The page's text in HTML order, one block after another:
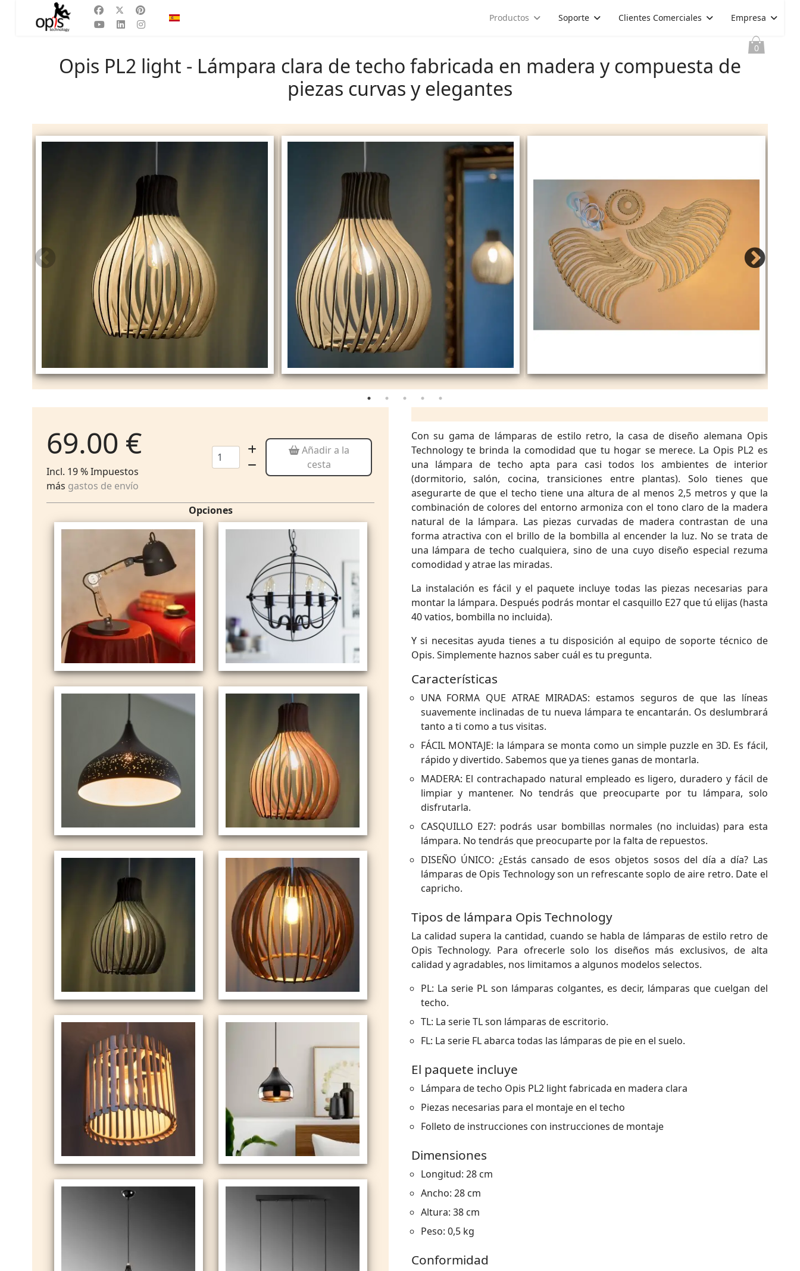
Seleccione su idioma
0
Productos Soporte Clientes Comerciales Empresa
Opis PL2 light - Lámpara clara de techo fabricada en madera y compuesta de
piezas curvas y elegantes
69.00 €
Incl. 19 % Impuestos
más gastos de envío
Añadir a la
cesta
Opciones
Con su gama de lámparas de estilo retro, la casa de diseño alemana Opis
Technology te brinda la comodidad que tu hogar se merece. La Opis PL2 es
una lámpara de techo apta para casi todos los ambientes de interior
(dormitorio, salón, cocina, transiciones entre plantas). Solo tienes que
asegurarte de que el techo tiene una altura de al menos 2,5 metros y que la
combinación de colores del entorno armoniza con el tono claro de la madera
natural de la lámpara. Las piezas curvadas de madera contrastan de una
forma atractiva con el brillo de la bombilla al encender la luz. No se trata de
una lámpara de techo cualquiera, sino de una cuyo diseño especial rezuma
comodidad y atrae las miradas.
La instalación es fácil y el paquete incluye todas las piezas necesarias para
montar la lámpara. Después podrás montar el casquillo E27 que tú elijas (hasta
40 vatios, bombilla no incluida).
Y si necesitas ayuda tienes a tu disposición al equipo de soporte técnico de
Opis. Simplemente haznos saber cuál es tu pregunta.
Características
UNA FORMA QUE ATRAE MIRADAS: estamos seguros de que las líneas
suavemente inclinadas de tu nueva lámpara te encantarán. Os deslumbrará
tanto a ti como a tus visitas.
FÁCIL MONTAJE: la lámpara se monta como un simple puzzle en 3D. Es fácil,
rápido y divertido. Sabemos que ya tienes ganas de montarla.
MADERA: El contrachapado natural empleado es ligero, duradero y fácil de
limpiar y mantener. No tendrás que preocuparte por tu lámpara, solo
disfrutarla.
CASQUILLO E27: podrás usar bombillas normales (no incluidas) para esta
lámpara. No tendrás que preocuparte por la falta de repuestos.
DISEÑO ÚNICO: ¿Estás cansado de esos objetos sosos del día a día? Las
lámparas de Opis Technology son un refrescante soplo de aire retro. Date el
capricho.
Tipos de lámpara Opis Technology
La calidad supera la cantidad, cuando se habla de lámparas de estilo retro de
Opis Technology. Para ofrecerle solo los diseños más exclusivos, de alta
calidad y agradables, nos limitamos a algunos modelos selectos.
PL: La serie PL son lámparas colgantes, es decir, lámparas que cuelgan del
techo.
TL: La serie TL son lámparas de escritorio.
FL: La serie FL abarca todas las lámparas de pie en el suelo.
El paquete incluye
Lámpara de techo Opis PL2 light fabricada en madera clara
Piezas necesarias para el montaje en el techo
Folleto de instrucciones con instrucciones de montaje
Dimensiones
Longitud: 28 cm
Ancho: 28 cm
Altura: 38 cm
Peso: 0,5 kg
Conformidad